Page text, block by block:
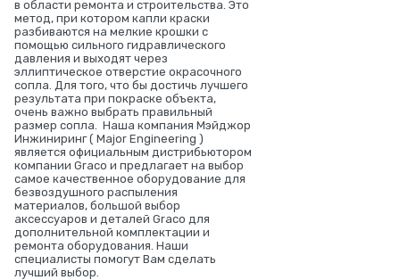
в области ремонта и строительства. Это
метод, при котором капли краски
разбиваются на мелкие крошки с
помощью сильного гидравлического
давления и выходят через
эллиптическое отверстие окрасочного
сопла. Для того, что бы достичь лучшего
результата при покраске объекта,
очень важно выбрать правильный
размер сопла. Наша компания Мэйджор
Инжиниринг ( Major Engineering )
является официальным дистрибьютором
компании Graco и предлагает на выбор
самое качественное оборудование для
безвоздушного распыления
материалов, большой выбор
аксессуаров и деталей Graco для
дополнительной комплектации и
ремонта оборудования. Наши
специалисты помогут Вам сделать
лучший выбор.